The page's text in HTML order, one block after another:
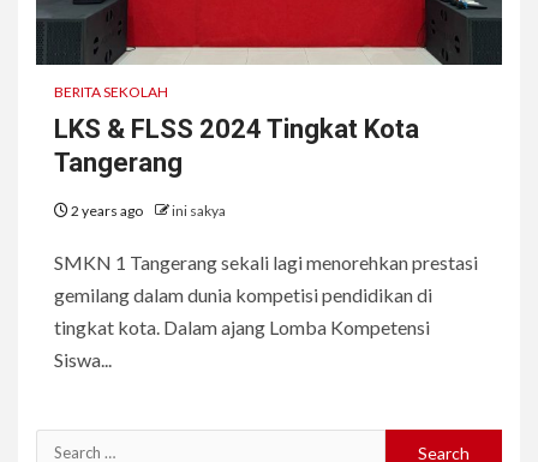
BERITA SEKOLAH
LKS & FLSS 2024 Tingkat Kota
Tangerang
2 years ago ini sakya
SMKN 1 Tangerang sekali lagi menorehkan prestasi
gemilang dalam dunia kompetisi pendidikan di
tingkat kota. Dalam ajang Lomba Kompetensi
Siswa...
Search